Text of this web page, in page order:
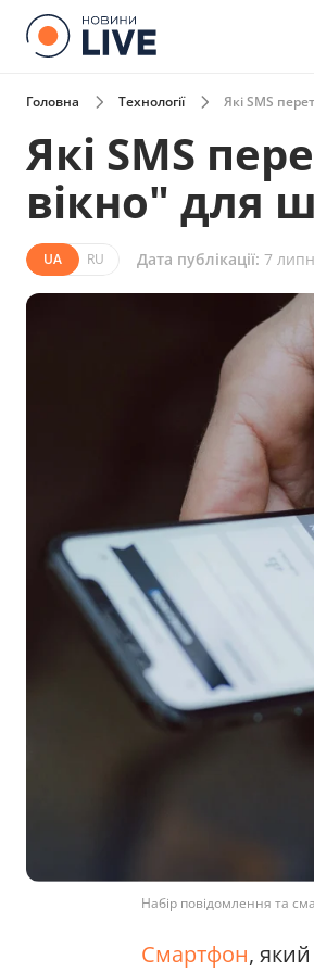
Головна Технології Які SMS
Які SMS
вікно" для
UA RU Дата публікації: 7
Набір повідомлення та
Смартфон,